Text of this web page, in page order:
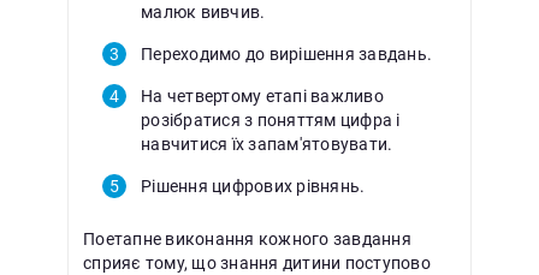
малюк вивчив.
Переходимо до вирішення завдань.
На четвертому етапі важливо
розібратися з поняттям цифра і
навчитися їх запам'ятовувати.
Рішення цифрових рівнянь.
Поетапне виконання кожного завдання
сприяє тому, що знання дитини поступово